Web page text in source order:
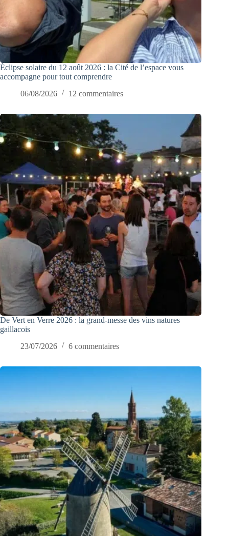
Éclipse solaire du 12 août 2026 : la Cité de l’espace vous
accompagne pour tout comprendre
06/08/2026
12 commentaires
De Vert en Verre 2026 : la grand-messe des vins natures
gaillacois
23/07/2026
6 commentaires